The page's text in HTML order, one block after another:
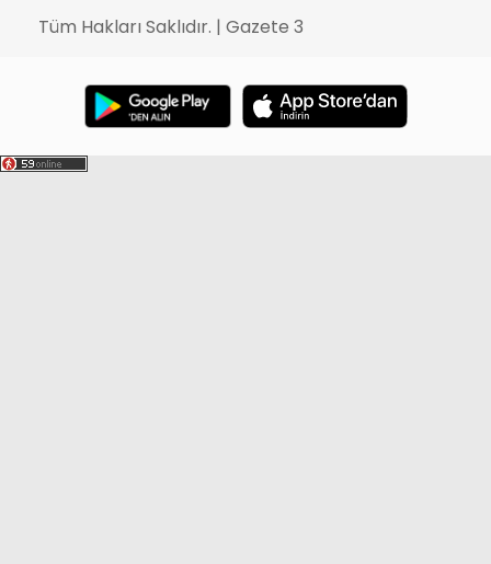
Tüm Hakları Saklıdır. | Gazete 3